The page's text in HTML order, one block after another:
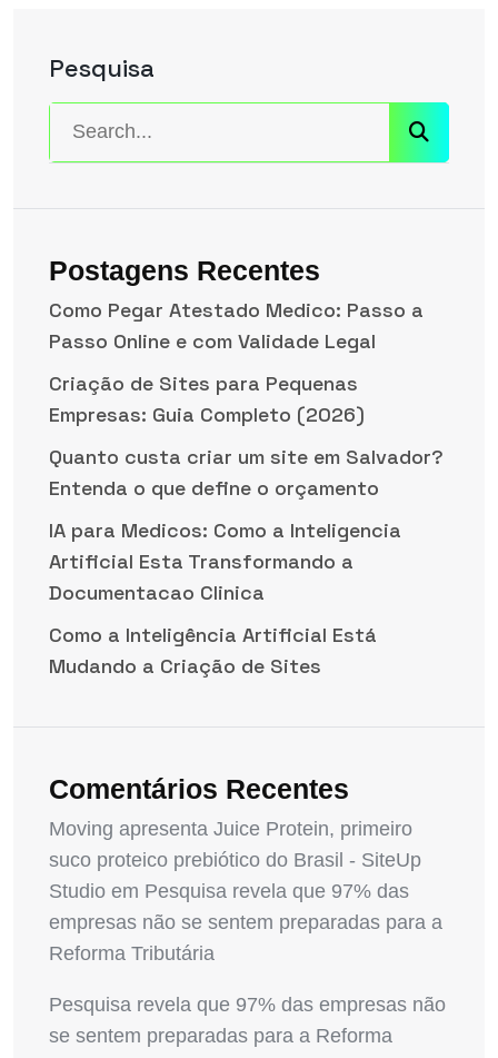
Pesquisa
Postagens Recentes
Como Pegar Atestado Medico: Passo a
Passo Online e com Validade Legal
Criação de Sites para Pequenas
Empresas: Guia Completo (2026)
Quanto custa criar um site em Salvador?
Entenda o que define o orçamento
IA para Medicos: Como a Inteligencia
Artificial Esta Transformando a
Documentacao Clinica
Como a Inteligência Artificial Está
Mudando a Criação de Sites
Comentários Recentes
Moving apresenta Juice Protein, primeiro
suco proteico prebiótico do Brasil - SiteUp
Studio em Pesquisa revela que 97% das
empresas não se sentem preparadas para a
Reforma Tributária
Pesquisa revela que 97% das empresas não
se sentem preparadas para a Reforma